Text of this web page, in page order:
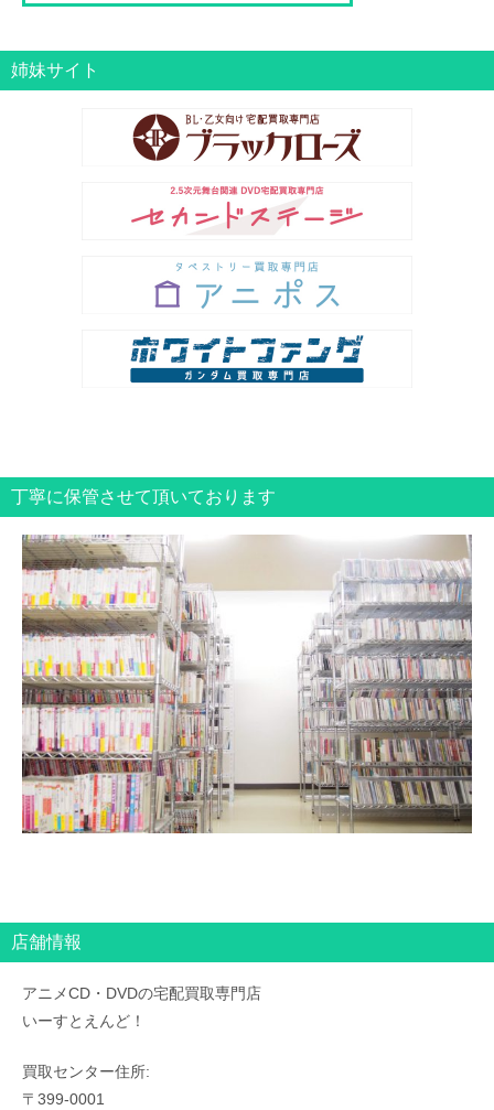
姉妹サイト
丁寧に保管させて頂いております
店舗情報
アニメCD・DVDの宅配買取専門店
いーすとえんど！
買取センター住所:
〒399-0001